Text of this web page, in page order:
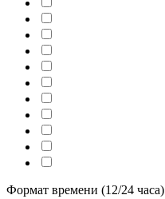
Формат времени (12/24 часа)